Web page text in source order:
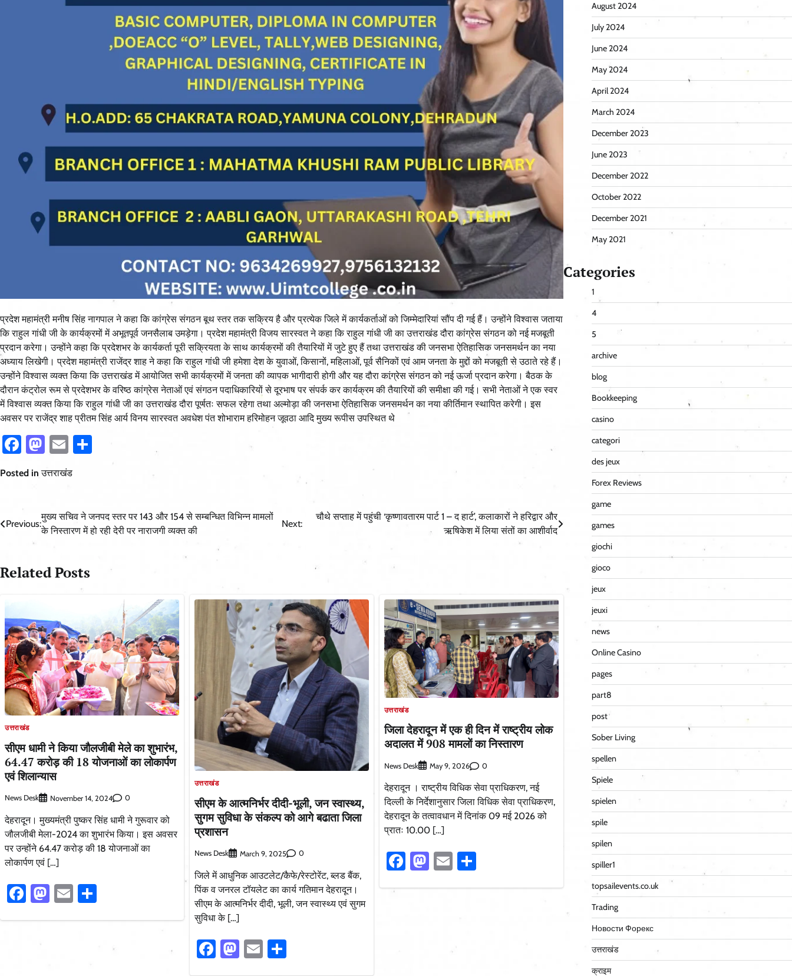
प्रदेश महामंत्री मनीष सिंह नागपाल ने कहा कि कांग्रेस संगठन बूथ स्तर तक सक्रिय है और प्रत्येक जिले में कार्यकर्ताओं को जिम्मेदारियां सौंप दी गई हैं। उन्होंने विश्वास जताया
कि राहुल गांधी जी के कार्यक्रमों में अभूतपूर्व जनसैलाब उमड़ेगा। प्रदेश महामंत्री विजय सारस्वत ने कहा कि राहुल गांधी जी का उत्तराखंड दौरा कांग्रेस संगठन को नई मजबूती
प्रदान करेगा। उन्होंने कहा कि प्रदेशभर के कार्यकर्ता पूरी सक्रियता के साथ कार्यक्रमों की तैयारियों में जुटे हुए हैं तथा उत्तराखंड की जनसभा ऐतिहासिक जनसमर्थन का नया
अध्याय लिखेगी। प्रदेश महामंत्री राजेंद्र शाह ने कहा कि राहुल गांधी जी हमेशा देश के युवाओं, किसानों, महिलाओं, पूर्व सैनिकों एवं आम जनता के मुद्दों को मजबूती से उठाते रहे हैं।
उन्होंने विश्वास व्यक्त किया कि उत्तराखंड में आयोजित सभी कार्यक्रमों में जनता की व्यापक भागीदारी होगी और यह दौरा कांग्रेस संगठन को नई ऊर्जा प्रदान करेगा। बैठक के
दौरान कंट्रोल रूम से प्रदेशभर के वरिष्ठ कांग्रेस नेताओं एवं संगठन पदाधिकारियों से दूरभाष पर संपर्क कर कार्यक्रम की तैयारियों की समीक्षा की गई। सभी नेताओं ने एक स्वर
में विश्वास व्यक्त किया कि राहुल गांधी जी का उत्तराखंड दौरा पूर्णतः सफल रहेगा तथा अल्मोड़ा की जनसभा ऐतिहासिक जनसमर्थन का नया कीर्तिमान स्थापित करेगी। इस
अवसर पर राजेंद्र शाह प्रीतम सिंह आर्य विनय सारस्वत अवधेश पंत शोभाराम हरिमोहन जूवठा आदि मुख्य रूपीस उपस्थित थे
Facebook
Mastodon
Email
Posted inउत्तराखंड
Post
navigation
Previous:
मुख्य सचिव ने जनपद स्तर पर 143 और 154 से सम्बन्धित विभिन्न मामलों
के निस्तारण में हो रही देरी पर नाराजगी व्यक्त की
Next:
चौथे सप्ताह में पहुंची ‘कृष्णावतारम पार्ट 1 – द हार्ट’, कलाकारों ने हरिद्वार और
ऋषिकेश में लिया संतों का आशीर्वाद
Related Posts
उत्तराखंड
सीएम धामी ने किया जौलजीबी मेले का शुभारंभ,
64.47 करोड़ की 18 योजनाओं का लोकार्पण
एवं शिलान्यास
News Desk November 14, 2024 0
देहरादून। मुख्यमंत्री पुष्कर सिंह धामी ने गुरूवार को
जौलजीबी मेला-2024 का शुभारंभ किया। इस अवसर
पर उन्होंने 64.47 करोड़ की 18 योजनाओं का
लोकार्पण एवं […]
Facebook
Mastodon
Email
उत्तराखंड
सीएम के आत्मनिर्भर दीदी-भूली, जन स्वास्थ्य,
सुगम सुविधा के संकल्प को आगे बढाता जिला
प्रशासन
News Desk March 9, 2025 0
जिले में आधुनिक आउटलेट/कैफे/रेस्टोरेंट, ब्लड बैंक,
पिंक व जनरल टॉयलेट का कार्य गतिमान देहरादून।
सीएम के आत्मनिर्भर दीदी, भूली, जन स्वास्थ्य एवं सुगम
सुविधा के […]
Facebook
Mastodon
EmailShare
उत्तराखंड
जिला देहरादून में एक ही दिन में राष्ट्रीय लोक
अदालत में 908 मामलों का निस्तारण
News Desk May 9, 2026 0
देहरादून । राष्ट्रीय विधिक सेवा प्राधिकरण, नई
दिल्ली के निर्देशानुसार जिला विधिक सेवा प्राधिकरण,
देहरादून के तत्वावधान में दिनांक 09 मई 2026 को
प्रातः 10.00 […]
Facebook
Mastodon
EmailShare
August 2024
July 2024
June 2024
May 2024
April 2024
March 2024
December 2023
June 2023
December 2022
October 2022
December 2021
May 2021
Categories
1
4
5
archive
blog
Bookkeeping
casino
categori
des jeux
Forex Reviews
game
games
giochi
gioco
jeux
jeuxi
news
Online Casino
pages
part8
post
Sober Living
spellen
Spiele
spielen
spile
spilen
spiller1
topsailevents.co.uk
Trading
Новости Форекс
उत्तराखंड
क्राइम